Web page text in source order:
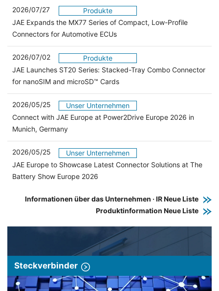
2026/07/27
Produkte
JAE Expands the MX77 Series of Compact, Low-Profile
Connectors for Automotive ECUs
2026/07/02
Produkte
JAE Launches ST20 Series: Stacked-Tray Combo Connector
for nanoSIM and microSD™ Cards
2026/05/25
Unser Unternehmen
Connect with JAE Europe at Power2Drive Europe 2026 in
Munich, Germany
2026/05/25
Unser Unternehmen
JAE Europe to Showcase Latest Connector Solutions at The
Battery Show Europe 2026
Informationen über das Unternehmen · IR Neue Liste
Produktinformation Neue Liste
Steckverbinder